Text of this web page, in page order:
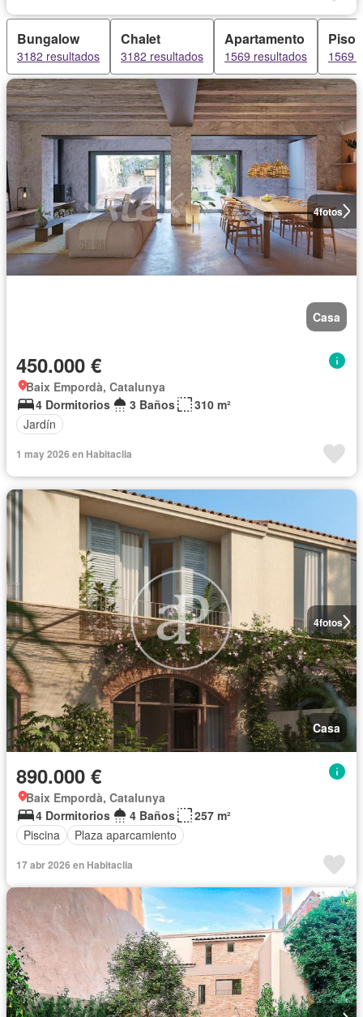
Bungalow
3182 resultados
Chalet
3182 resultados
Apartamento
1569 resultados
Piso
1569
4fotos
Casa
450.000 €
Baix Empordà, Catalunya
4 Dormitorios
3 Baños
310 m²
Jardín
1 may 2026 en Habitaclia
4fotos
Casa
890.000 €
Baix Empordà, Catalunya
4 Dormitorios
4 Baños
257 m²
Piscina
Plaza aparcamiento
17 abr 2026 en Habitaclia